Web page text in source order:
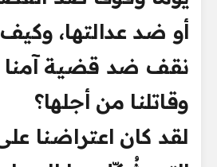
أو ضد عدالتها،
نقف ضد قضية آمنا
وقاتلنا من أجلها؟
لقد كان اعتراضنا